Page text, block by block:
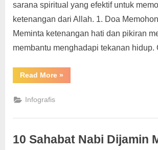
sarana spiritual yang efektif untuk
ketenangan dari Allah. 1. Doa
Meminta ketenangan hati dan pikiran
membantu menghadapi tekanan
Read More“Macam-
Macam
Pikiran”
»
Infografis
10 Sahabat Nabi Dijamin